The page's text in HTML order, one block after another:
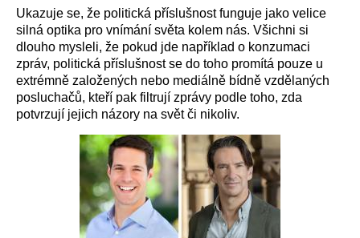
Ukazuje se, že politická příslušnost funguje jako velice
silná optika pro vnímání světa kolem nás. Všichni si
dlouho mysleli, že pokud jde například o konzumaci
zpráv, politická příslušnost se do toho promítá pouze u
extrémně založených nebo mediálně bídně vzdělaných
posluchačů, kteří pak filtrují zprávy podle toho, zda
potvrzují jejich názory na svět či nikoliv.